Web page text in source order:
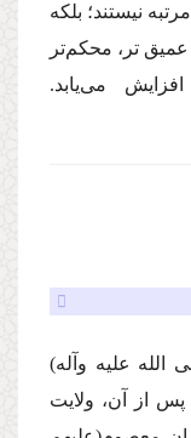
نیستند؛ بلكه
عمیق تر، محكم‌تر
مى‌یابد.
الله علیه وآله)
از آن، ولایت